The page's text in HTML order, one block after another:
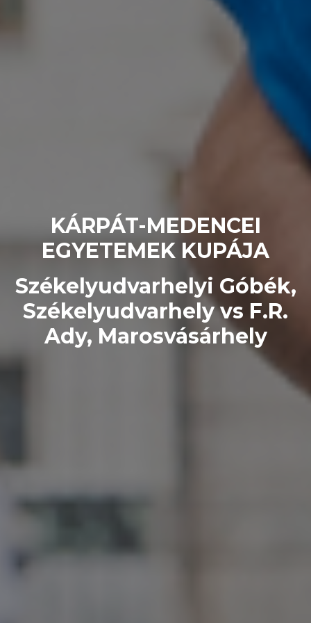
KÁRPÁT-MEDENCEI
EGYETEMEK KUPÁJA
Székelyudvarhelyi Góbék,
Székelyudvarhely vs F.R.
Ady, Marosvásárhely